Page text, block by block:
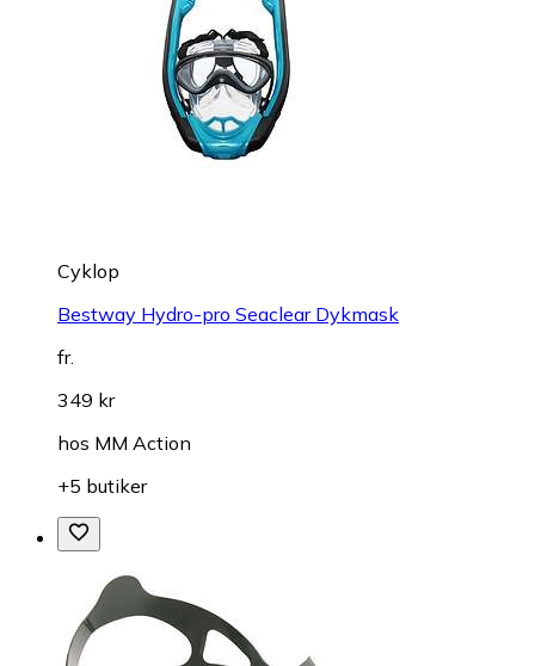
Cyklop
Bestway Hydro-pro Seaclear Dykmask
fr.
349 kr
hos MM Action
+5 butiker